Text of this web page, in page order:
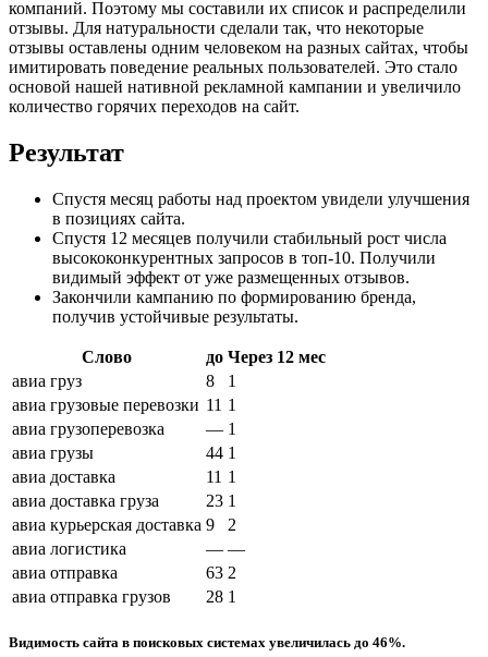
компаний. Поэтому мы составили их список и распределили
отзывы. Для натуральности сделали так, что некоторые
отзывы оставлены одним человеком на разных сайтах, чтобы
имитировать поведение реальных пользователей. Это стало
основой нашей нативной рекламной кампании и увеличило
количество горячих переходов на сайт.
Результат
Спустя месяц работы над проектом увидели улучшения
в позициях сайта.
Спустя 12 месяцев получили стабильный рост числа
высококонкурентных запросов в топ-10. Получили
видимый эффект от уже размещенных отзывов.
Закончили кампанию по формированию бренда,
получив устойчивые результаты.
Слово до Через 12 мес
авиа груз
8
1
авиа грузовые перевозки 11 1
авиа грузоперевозка
— 1
авиа грузы
44 1
авиа доставка
11 1
авиа доставка груза
23 1
авиа курьерская доставка 9
2
авиа логистика
— —
авиа отправка
63 2
авиа отправка грузов
28 1
Видимость сайта в поисковых системах увеличилась до 46%.